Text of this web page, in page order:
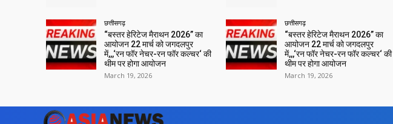
छत्तीसगढ़
“बस्तर हेरिटेज मैराथन 2026” का
आयोजन 22 मार्च को जगदलपुर
में,,,‘रन फॉर नेचर-रन फॉर कल्चर‘ की
थीम पर होगा आयोजन
March 19, 2026
छत्तीसगढ़
“बस्तर हेरिटेज मैराथन 2026” का
आयोजन 22 मार्च को जगदलपुर
में,,,‘रन फॉर नेचर-रन फॉर कल्चर‘ की
थीम पर होगा आयोजन
March 19, 2026